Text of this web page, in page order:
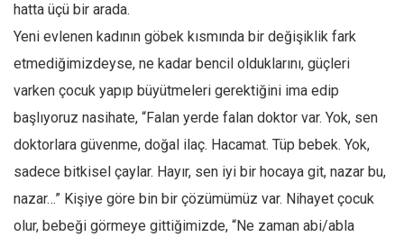
hatta üçü bir arada.
Yeni evlenen kadının göbek kısmında bir değişiklik fark
etmediğimizdeyse, ne kadar bencil olduklarını, güçleri
varken çocuk yapıp büyütmeleri gerektiğini ima edip
başlıyoruz nasihate, “Falan yerde falan doktor var. Yok, sen
doktorlara güvenme, doğal ilaç. Hacamat. Tüp bebek. Yok,
sadece bitkisel çaylar. Hayır, sen iyi bir hocaya git, nazar bu,
nazar…” Kişiye göre bin bir çözümümüz var. Nihayet çocuk
olur, bebeği görmeye gittiğimizde, “Ne zaman abi/abla